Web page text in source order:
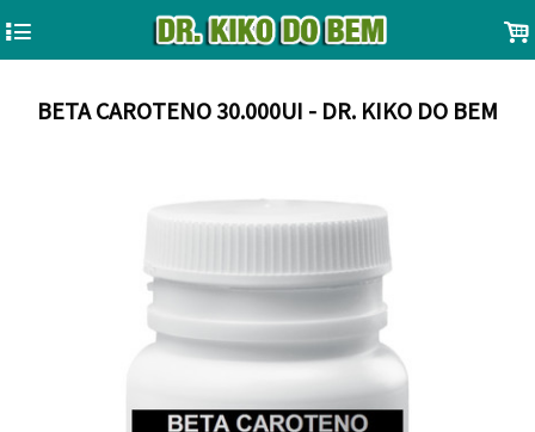
4 .
BETA CAROTENO 30.000UI - DR. KIKO DO BEM